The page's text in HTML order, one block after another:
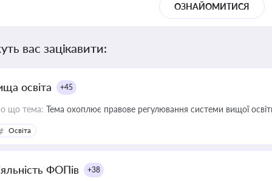
ОЗНАЙОМИТИСЯ
вас зацікавити:
освіта +45
що тема: Тема охоплює правове регулювання системи вищої освіти,
Освіта
ФОПів +38